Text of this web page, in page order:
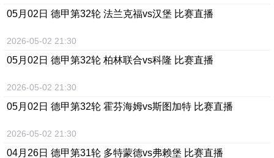
05月02日 德甲第32轮 法兰克福vs汉堡 比赛直播
2026-05-02 21:30
05月02日 德甲第32轮 柏林联合vs科隆 比赛直播
2026-05-02 21:30
05月02日 德甲第32轮 霍芬海姆vs斯图加特 比赛直播
2026-05-02 21:30
04月26日 德甲第31轮 多特蒙德vs弗赖堡 比赛直播